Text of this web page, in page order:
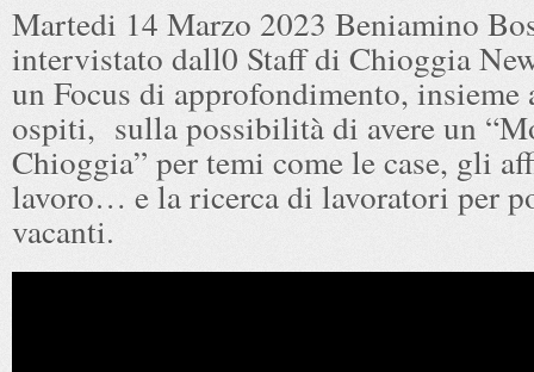
Martedi 14 Marzo 2023 Beniamino
intervistato dall0 Staff di Chioggia
un Focus di approfondimento, insieme
ospiti, sulla possibilità di avere un
Chioggia” per temi come le case, gli
lavoro… e la ricerca di lavoratori per
vacanti.